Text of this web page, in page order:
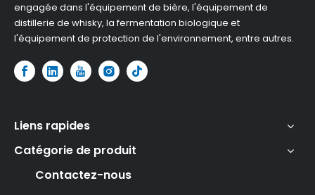
engagée dans l'équipement de bière, l'équipement de
distillerie de whisky, la fermentation biologique et
l'équipement de protection de l'environnement, entre autres.
Liens rapides
Catégorie de produit
Contactez-nous